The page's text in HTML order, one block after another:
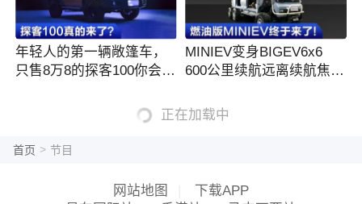
年轻人的第一辆敞篷车，
只售8万8的探客100你会买
MINIEV变身BIGEV6x6
600公里续航远离续航焦
正在加载中
首页 > 节目
网站地图
下载APP